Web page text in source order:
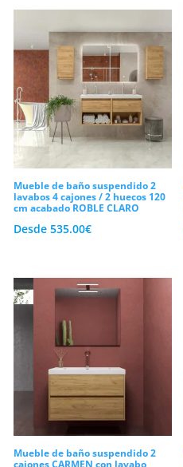
Mueble de baño suspendido 2
lavabos 4 cajones / 2 huecos 120
cm acabado ROBLE CLARO
Desde 535.00€
Mueble de baño suspendido 2